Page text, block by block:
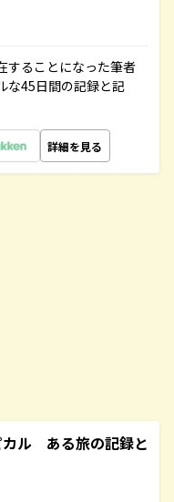
することになった筆者
な45日間の記録と記
詳細を見る
カル ある旅の記録と